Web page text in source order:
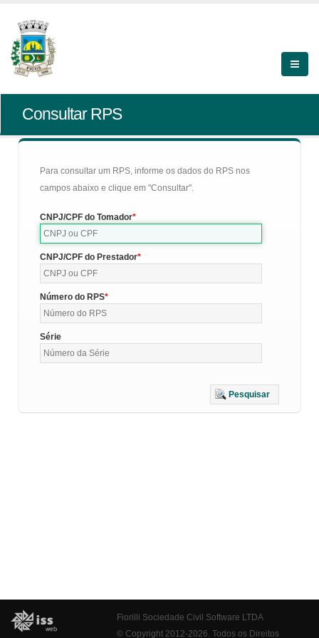
Consultar RPS
Para consultar um RPS, informe os dados do RPS nos
campos abaixo e clique em "Consultar".
CNPJ/CPF do Tomador
CNPJ/CPF do Prestador
Número do RPS
Série
Pesquisar
Fiorilli Sociedade Civil Software LTDA
© Copyright 2012-2026. Todos os Direitos